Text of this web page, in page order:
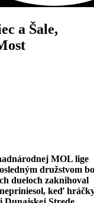
a Šale,
MOL lige
družstvom
dueloch zaknihoval
keď